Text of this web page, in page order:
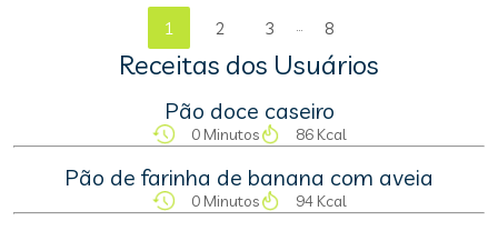
1 2 3 ... 8
Receitas dos Usuários
Pão doce caseiro
0 Minutos 86 Kcal
Pão de farinha de banana com aveia
0 Minutos 94 Kcal